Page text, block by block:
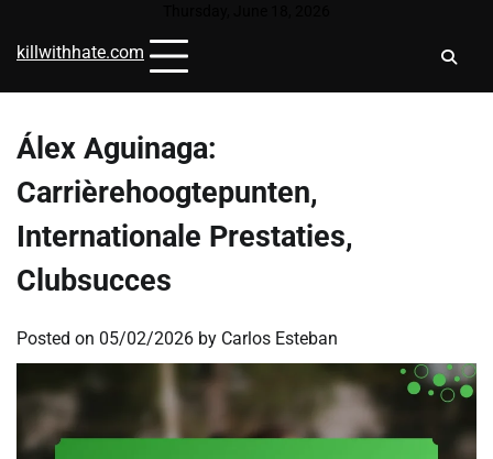
content
killwithhate.com
Álex Aguinaga:
Carrièrehoogtepunten,
Internationale Prestaties,
Clubsucces
Posted on 05/02/2026 by Carlos Esteban